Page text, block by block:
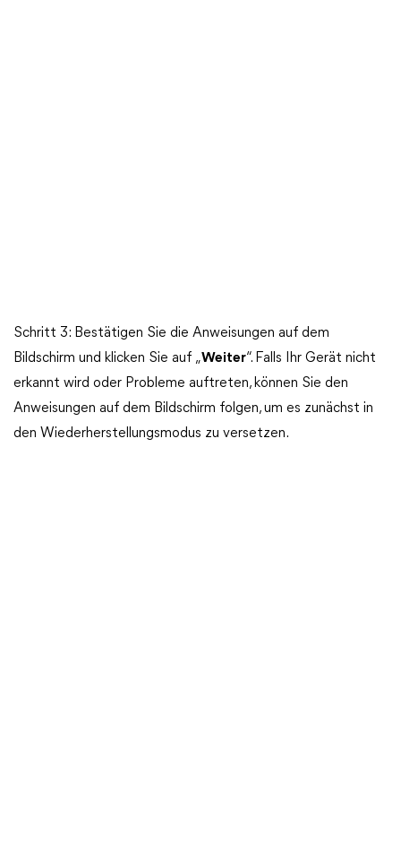
Schritt 3: Bestätigen Sie die Anweisungen auf dem
Bildschirm und klicken Sie auf „Weiter“. Falls Ihr Gerät nicht
erkannt wird oder Probleme auftreten, können Sie den
Anweisungen auf dem Bildschirm folgen, um es zunächst in
den Wiederherstellungsmodus zu versetzen.